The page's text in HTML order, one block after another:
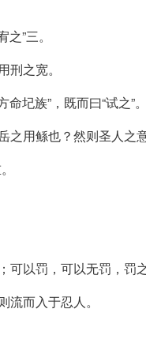
”三。
之宽。
圮族”，既而曰“试之”。
用鲧也？然则圣人之
以罚，可以无罚，罚之
而入于忍人。